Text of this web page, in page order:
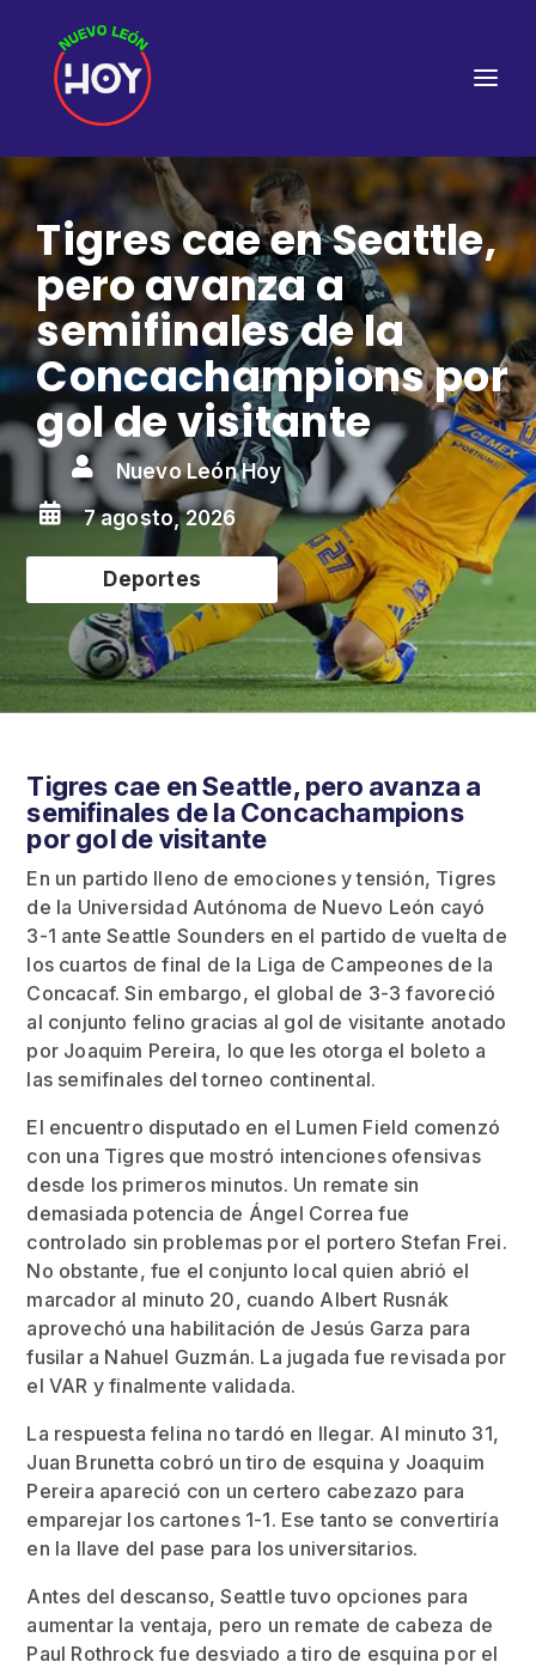
Tigres cae en Seattle,
pero avanza a
semifinales de la
Concachampions por
gol de visitante
 Nuevo León Hoy
 7 agosto, 2026
Deportes
Tigres cae en Seattle, pero avanza a
semifinales de la Concachampions
por gol de visitante
En un partido lleno de emociones y tensión, Tigres
de la Universidad Autónoma de Nuevo León cayó
3-1 ante Seattle Sounders en el partido de vuelta de
los cuartos de final de la Liga de Campeones de la
Concacaf. Sin embargo, el global de 3-3 favoreció
al conjunto felino gracias al gol de visitante anotado
por Joaquim Pereira, lo que les otorga el boleto a
las semifinales del torneo continental.
El encuentro disputado en el Lumen Field comenzó
con una Tigres que mostró intenciones ofensivas
desde los primeros minutos. Un remate sin
demasiada potencia de Ángel Correa fue
controlado sin problemas por el portero Stefan Frei.
No obstante, fue el conjunto local quien abrió el
marcador al minuto 20, cuando Albert Rusnák
aprovechó una habilitación de Jesús Garza para
fusilar a Nahuel Guzmán. La jugada fue revisada por
el VAR y finalmente validada.
La respuesta felina no tardó en llegar. Al minuto 31,
Juan Brunetta cobró un tiro de esquina y Joaquim
Pereira apareció con un certero cabezazo para
emparejar los cartones 1-1. Ese tanto se convertiría
en la llave del pase para los universitarios.
Antes del descanso, Seattle tuvo opciones para
aumentar la ventaja, pero un remate de cabeza de
Paul Rothrock fue desviado a tiro de esquina por el